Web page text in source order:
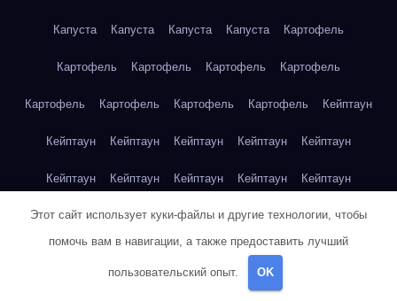
Капуста Капуста Капуста Капуста Картофель
Картофель Картофель Картофель Картофель
Картофель Картофель Картофель Картофель Кейптаун
Кейптаун Кейптаун Кейптаун Кейптаун Кейптаун
Кейптаун Кейптаун Кейптаун Кейптаун Кейптаун
Кейптаун Кейптаун Кейптаун Кейптаун Кейптаун
Кейптаун
Клубника
Этот сайт использует куки-файлы и другие технологии, чтобы
помочь вам в навигации, а также предоставить лучший
пользовательский опыт. OK